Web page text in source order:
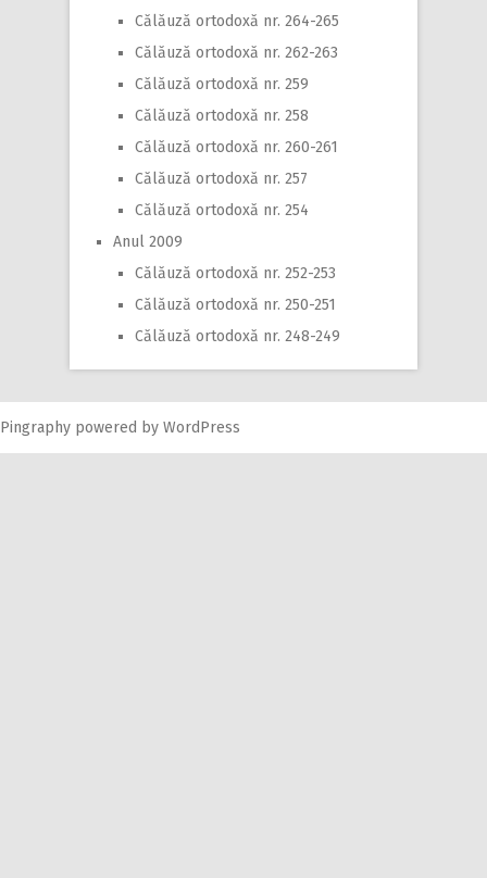
Călăuză ortodoxă nr. 264-265
Călăuză ortodoxă nr. 262-263
Călăuză ortodoxă nr. 259
Călăuză ortodoxă nr. 258
Călăuză ortodoxă nr. 260-261
Călăuză ortodoxă nr. 257
Călăuză ortodoxă nr. 254
Anul 2009
Călăuză ortodoxă nr. 252-253
Călăuză ortodoxă nr. 250-251
Călăuză ortodoxă nr. 248-249
Pingraphy powered by WordPress